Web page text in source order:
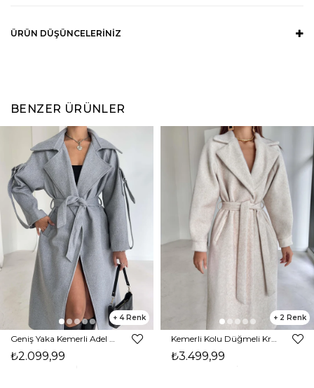
ÜRÜN DÜŞÜNCELERINIZ
BENZER ÜRÜNLER
4
₺2.099,99
2
₺3.499,99